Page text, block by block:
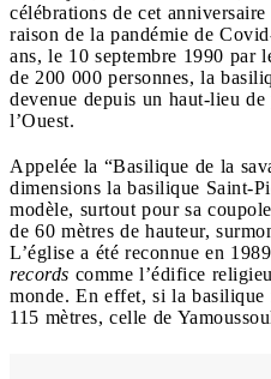
célébrations de cet
raison de la pandémie de
ans, le 10 septembre 1990 par
de 200 000 personnes, la
devenue depuis un haut-lieu
l’Ouest.
Appelée la “Basilique de la
dimensions la basilique Saint-
modèle, surtout pour sa
de 60 mètres de hauteur,
L’église a été reconnue en
records comme l’édifice
monde. En effet, si la
115 mètres, celle de